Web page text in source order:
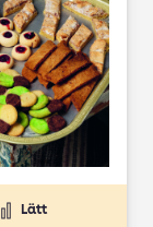
Lätt